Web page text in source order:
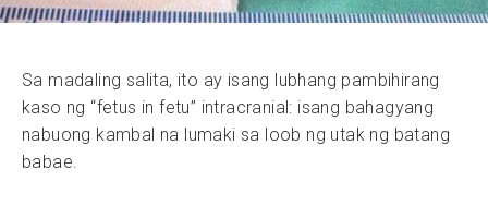
Sa madaling salita, ito ay isang lubhang pambihirang
kaso ng “fetus in fetu” intracranial: isang bahagyang
nabuong kambal na lumaki sa loob ng utak ng batang
babae.